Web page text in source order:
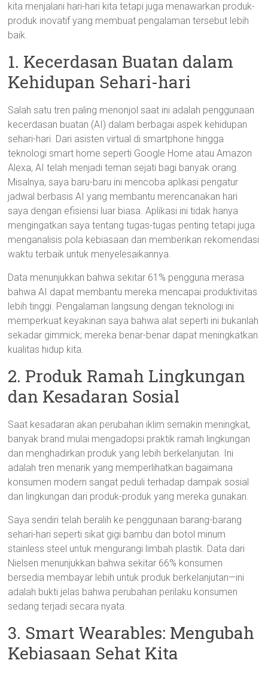
kita menjalani hari-hari kita tetapi juga menawarkan produk-
produk inovatif yang membuat pengalaman tersebut lebih
baik.
1. Kecerdasan Buatan dalam
Kehidupan Sehari-hari
Salah satu tren paling menonjol saat ini adalah penggunaan
kecerdasan buatan (AI) dalam berbagai aspek kehidupan
sehari-hari. Dari asisten virtual di smartphone hingga
teknologi smart home seperti Google Home atau Amazon
Alexa, AI telah menjadi teman sejati bagi banyak orang.
Misalnya, saya baru-baru ini mencoba aplikasi pengatur
jadwal berbasis AI yang membantu merencanakan hari
saya dengan efisiensi luar biasa. Aplikasi ini tidak hanya
mengingatkan saya tentang tugas-tugas penting tetapi juga
menganalisis pola kebiasaan dan memberikan rekomendasi
waktu terbaik untuk menyelesaikannya.
Data menunjukkan bahwa sekitar 61% pengguna merasa
bahwa AI dapat membantu mereka mencapai produktivitas
lebih tinggi. Pengalaman langsung dengan teknologi ini
memperkuat keyakinan saya bahwa alat seperti ini bukanlah
sekadar gimmick; mereka benar-benar dapat meningkatkan
kualitas hidup kita.
2. Produk Ramah Lingkungan
dan Kesadaran Sosial
Saat kesadaran akan perubahan iklim semakin meningkat,
banyak brand mulai mengadopsi praktik ramah lingkungan
dan menghadirkan produk yang lebih berkelanjutan. Ini
adalah tren menarik yang memperlihatkan bagaimana
konsumen modern sangat peduli terhadap dampak sosial
dan lingkungan dari produk-produk yang mereka gunakan.
Saya sendiri telah beralih ke penggunaan barang-barang
sehari-hari seperti sikat gigi bambu dan botol minum
stainless steel untuk mengurangi limbah plastik. Data dari
Nielsen menunjukkan bahwa sekitar 66% konsumen
bersedia membayar lebih untuk produk berkelanjutan—ini
adalah bukti jelas bahwa perubahan perilaku konsumen
sedang terjadi secara nyata.
3. Smart Wearables: Mengubah
Kebiasaan Sehat Kita